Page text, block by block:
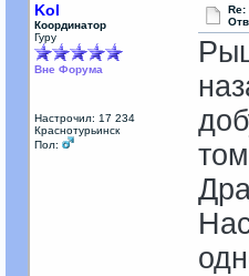
Kol
Координатор
Гуру
Вне Форума
Настрочил: 17 234
Краснотурьинск
Пол:
Re: